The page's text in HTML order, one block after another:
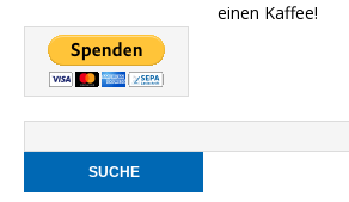
einen Kaffee!